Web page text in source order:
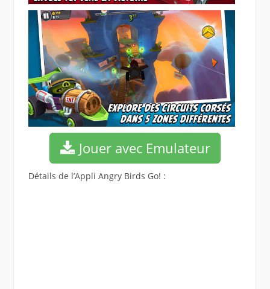
Jouer avec Emulateur
Détails de l’Appli Angry Birds Go! :